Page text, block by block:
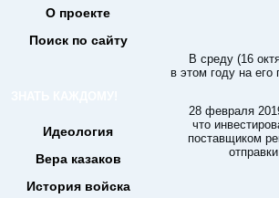
О проекте
Поиск по сайту
Идеология
Вера казаков
История войска
В среду (16
в этом году на
28 февраля
что
поставщиком